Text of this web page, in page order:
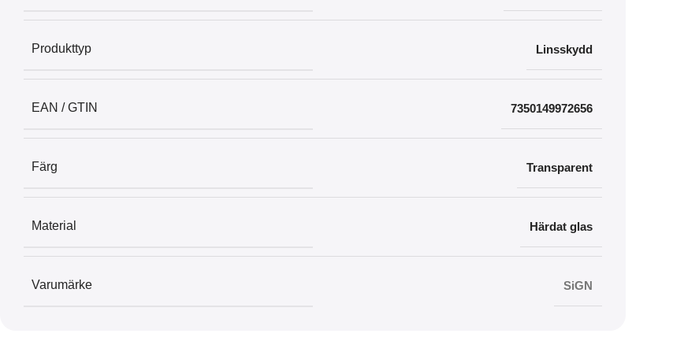
Produkttyp Linsskydd
EAN / GTIN 7350149972656
Färg Transparent
Material Härdat glas
Varumärke SiGN